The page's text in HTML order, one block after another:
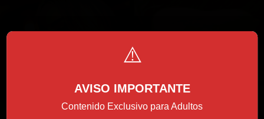
⚠️
AVISO IMPORTANTE
Contenido Exclusivo para Adultos